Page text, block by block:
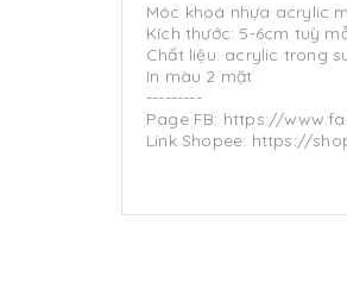
Móc khoá nhựa acrylic
Kích thước: 5-6cm tuỳ
Chất liệu: acrylic trong
In màu 2 mặt
---------
Page FB: https://
Link Shopee: https://